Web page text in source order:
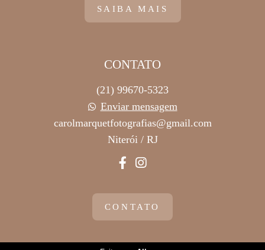
SAIBA MAIS
CONTATO
(21) 99670-5323
Enviar mensagem
carolmarquetfotografias@gmail.com
Niterói / RJ
CONTATO